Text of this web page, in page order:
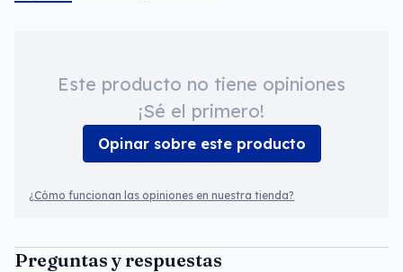
Este producto no tiene opiniones
¡Sé el primero!
Opinar sobre este producto
¿Cómo funcionan las opiniones en nuestra tienda?
Preguntas y respuestas